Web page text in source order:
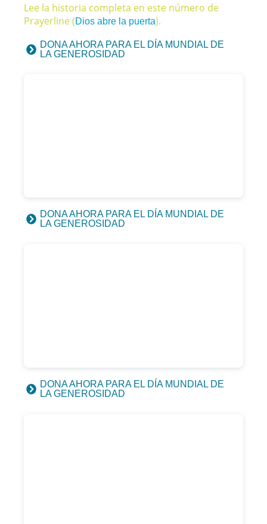
Lee la historia completa en este número de
Prayerline (Dios abre la puerta).
DONA AHORA PARA EL DÍA MUNDIAL DE
LA GENEROSIDAD
DONA AHORA PARA EL DÍA MUNDIAL DE
LA GENEROSIDAD
DONA AHORA PARA EL DÍA MUNDIAL DE
LA GENEROSIDAD